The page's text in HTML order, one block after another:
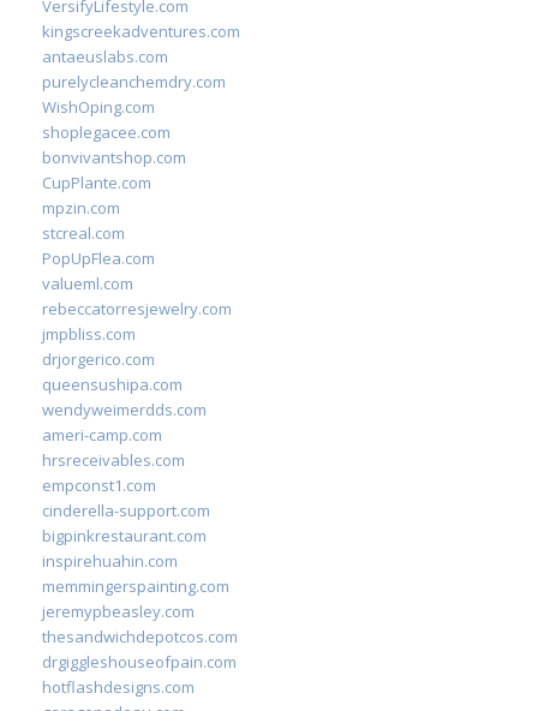
VersifyLifestyle.com
kingscreekadventures.com
antaeuslabs.com
purelycleanchemdry.com
WishOping.com
shoplegacee.com
bonvivantshop.com
CupPlante.com
mpzin.com
stcreal.com
PopUpFlea.com
valueml.com
rebeccatorresjewelry.com
jmpbliss.com
drjorgerico.com
queensushipa.com
wendyweimerdds.com
ameri-camp.com
hrsreceivables.com
empconst1.com
cinderella-support.com
bigpinkrestaurant.com
inspirehuahin.com
memmingerspainting.com
jeremypbeasley.com
thesandwichdepotcos.com
drgiggleshouseofpain.com
hotflashdesigns.com